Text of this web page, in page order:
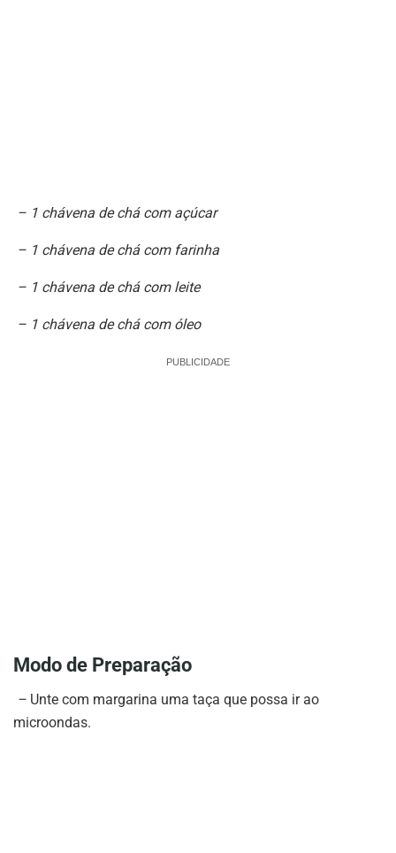
– 1 chávena de chá com açúcar
– 1 chávena de chá com farinha
– 1 chávena de chá com leite
– 1 chávena de chá com óleo
PUBLICIDADE
Modo de Preparação
– Unte com margarina uma taça que possa ir ao
microondas.